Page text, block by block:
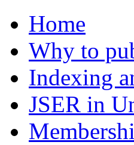
Home
Why to
Indexing
JSER in